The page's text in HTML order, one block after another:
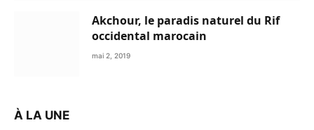
Akchour, le paradis naturel du Rif
occidental marocain
mai 2, 2019
À LA UNE